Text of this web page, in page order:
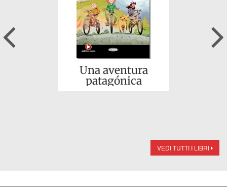
Una aventura
patagónica
Previous
VEDI TUTTI I LIBRI